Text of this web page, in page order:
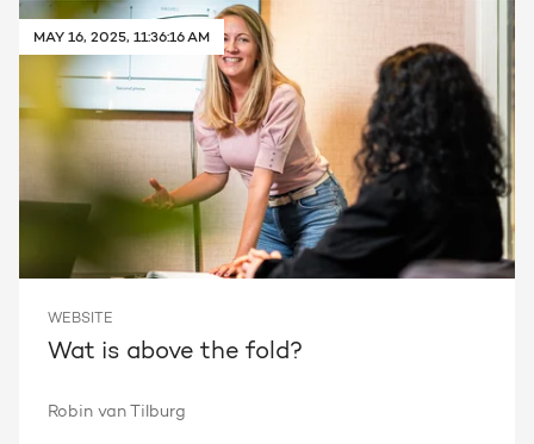
MAY 16, 2025, 11:36:16 AM
WEBSITE
Wat is above the fold?
Robin van Tilburg